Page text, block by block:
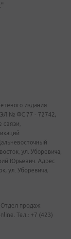
издания
ЭЛ № ФС 77 - 72742,
связи,
ул. Уборевича,
Юрьевич. Адрес
ул. Уборевича,
Отдел продаж
Тел.: +7 (423)